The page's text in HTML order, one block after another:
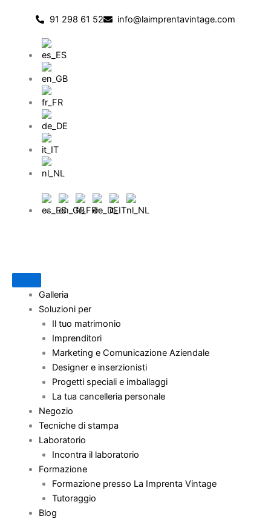
91 298 61 52 info@laimprentavintage.com
Galleria
Soluzioni per
Il tuo matrimonio
Imprenditori
Marketing e Comunicazione Aziendale
Designer e inserzionisti
Progetti speciali e imballaggi
La tua cancelleria personale
Negozio
Tecniche di stampa
Laboratorio
Incontra il laboratorio
Formazione
Formazione presso La Imprenta Vintage
Tutoraggio
Blog